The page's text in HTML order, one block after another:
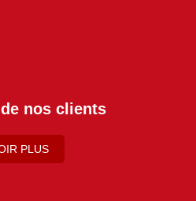
nos clients
PLUS